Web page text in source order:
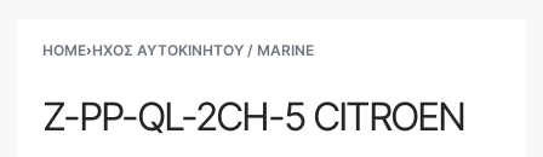
HOME›ΗΧΟΣ ΑΥΤΟΚΙΝΗΤΟΥ / MARINE
Z-PP-QL-2CH-5 CITROEN